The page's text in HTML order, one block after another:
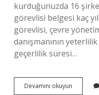
kurduğunuzda 16
görevlisi belgesi kaç
görevlisi, çevre
danışmanının
geçerlilik süresi…
Devamını okuyun